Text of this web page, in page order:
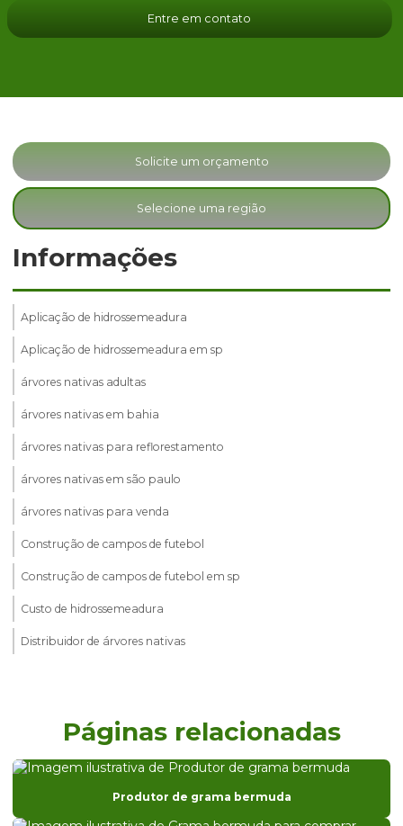
Entre em contato
Solicite um orçamento
Selecione uma região
Informações
Aplicação de hidrossemeadura
Aplicação de hidrossemeadura em sp
árvores nativas adultas
árvores nativas em bahia
árvores nativas para reflorestamento
árvores nativas em são paulo
árvores nativas para venda
Construção de campos de futebol
Construção de campos de futebol em sp
Custo de hidrossemeadura
Distribuidor de árvores nativas
Distribuidor de grama batatais
Distribuidor de grama batatais em sp
Distribuidor de grama bermuda
Páginas relacionadas
Produtor de grama bermuda